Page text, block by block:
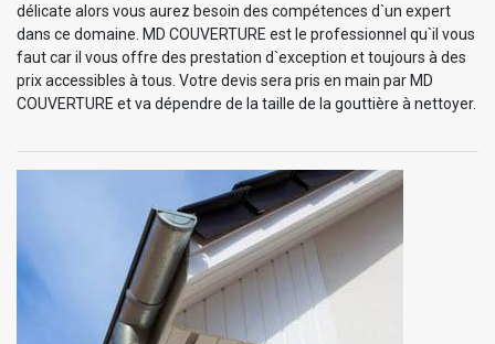
délicate alors vous aurez besoin des compétences d`un expert
dans ce domaine. MD COUVERTURE est le professionnel qu`il vous
faut car il vous offre des prestation d`exception et toujours à des
prix accessibles à tous. Votre devis sera pris en main par MD
COUVERTURE et va dépendre de la taille de la gouttière à nettoyer.